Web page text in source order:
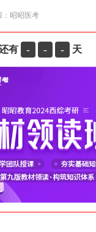
昭昭医考
有 - - - 天